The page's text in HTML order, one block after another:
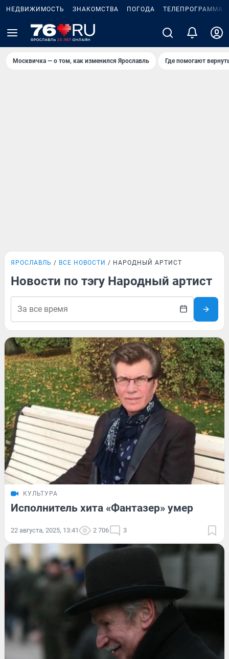
НЕДВИЖИМОСТЬ ЗНАКОМСТВА ПОГОДА ТЕЛЕПРОГРАММА
Москвичка — о том, как изменился Ярославль Где помогают
ЯРОСЛАВЛЬ ВСЕ НОВОСТИ НАРОДНЫЙ АРТИСТ
Новости по тэгу Народный артист
КУЛЬТУРА
Исполнитель хита «Фантазер» умер
22 августа, 2025, 13:41 2 706 3